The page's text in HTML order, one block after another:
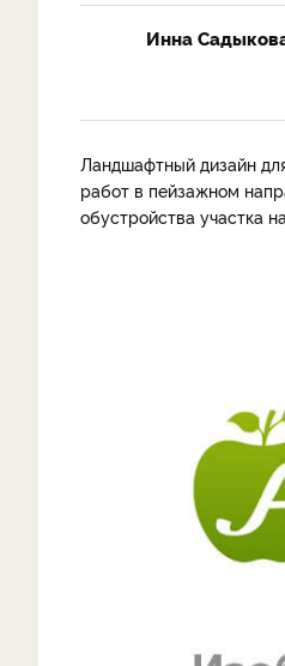
Инна
Ландшафтный дизайн
работ в пейзажном
обустройства участка